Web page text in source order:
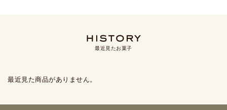
最近見たお菓子
最近見た商品がありません。